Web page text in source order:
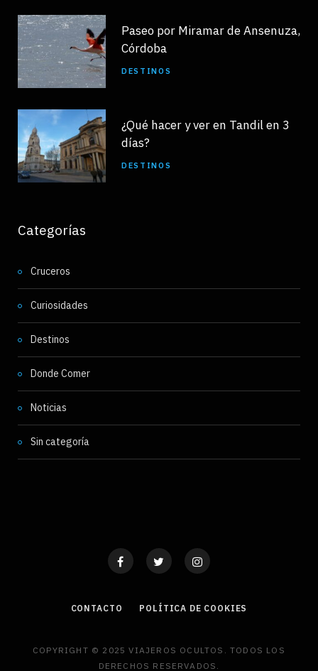
Paseo por Miramar de Ansenuza,
Córdoba
DESTINOS
¿Qué hacer y ver en Tandil en 3
días?
DESTINOS
Categorías
Cruceros
Curiosidades
Destinos
Donde Comer
Noticias
Sin categoría
CONTACTO POLÍTICA DE COOKIES
COPYRIGHT © 2025 VIAJEROS OCULTOS. TODOS LOS
DERECHOS RESERVADOS.